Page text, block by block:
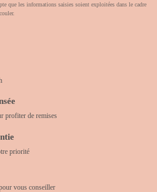
que les informations saisies soient exploitées dans le cadre
profiter de remises
priorité
vous conseiller